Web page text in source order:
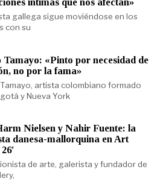
gallega sigue moviéndose en los
con su
Tamayo: «Pinto por necesidad de
no por la fama»
artista colombiano formado
y Nueva York
Nielsen y Nahir Fuente: la
danesa-mallorquina en Art
de arte, galerista y fundador de